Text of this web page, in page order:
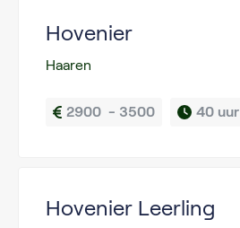
Hovenier
Haaren
2900  - 3500 40 uur
Hovenier Leerling